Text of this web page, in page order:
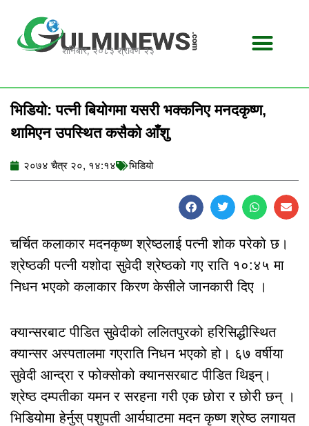
content
शनिबार, २०८३ श्रावण २३
भिडियो: पत्नी बियोगमा यसरी भक्कनिए मनदकृष्ण,
थामिएन उपस्थित कसैको आँशु
२०७४ चैत्र २०, १४:१४ भिडियो
चर्चित कलाकार मदनकृष्ण श्रेष्ठलाई पत्नी शोक परेको छ।
श्रेष्ठकी पत्नी यशोदा सुवेदी श्रेष्ठको गए राति १०:४५ मा
निधन भएको कलाकार किरण केसीले जानकारी दिए ।
क्यान्सरबाट पीडित सुवेदीको ललितपुरको हरिसिद्धीस्थित
क्यान्सर अस्पतालमा गएराति निधन भएको हो। ६७ वर्षीया
सुवेदी आन्द्रा र फोक्सोको क्यानसरबाट पीडित थिइन्।
श्रेष्ठ दम्पतीका यमन र सरहना गरी एक छोरा र छोरी छन् ।
भिडियोमा हेर्नुस् पशुपती आर्यघाटमा मदन कृष्ण श्रेष्ठ लगायत